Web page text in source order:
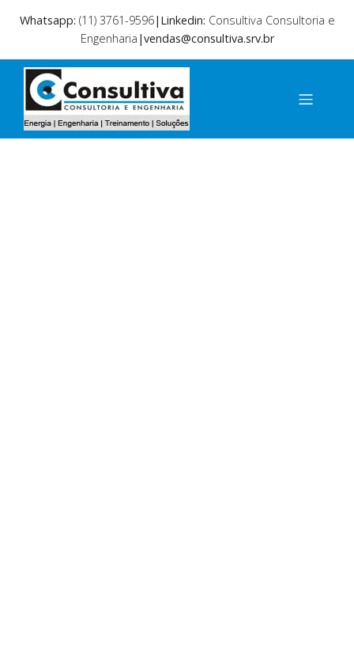
Whatsapp: (11) 3761-9596|Linkedin: Consultiva Consultoria e
Engenharia |vendas@consultiva.srv.br